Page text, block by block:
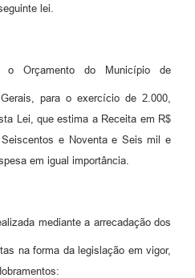
lei.
o Orçamento do Município de
para o exercício de 2.000,
Lei, que estima a Receita em R$
e Noventa e Seis mil e
em igual importância.
mediante a arrecadação dos
na forma da legislação em vigor,